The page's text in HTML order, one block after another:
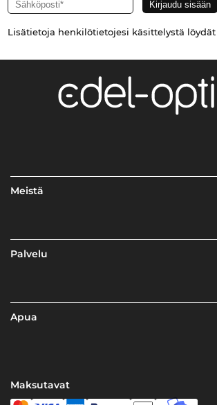
Lisätietoja henkilötietojesi käsittelystä löydät
Meistä
Palvelu
Apua
Maksutavat